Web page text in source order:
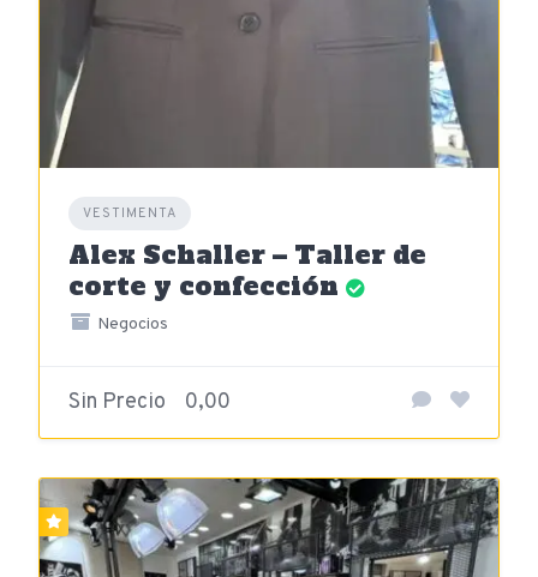
VESTIMENTA
Alex Schaller – Taller de
corte y confección
Negocios
Sin Precio 0,00